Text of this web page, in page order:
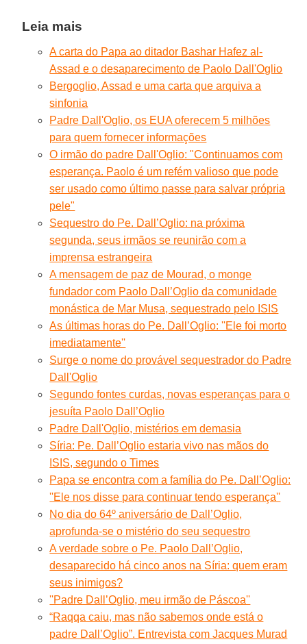
Leia mais
A carta do Papa ao ditador Bashar Hafez al-
Assad e o desaparecimento de Paolo Dall'Oglio
Bergoglio, Assad e uma carta que arquiva a
sinfonia
Padre Dall'Oglio, os EUA oferecem 5 milhões
para quem fornecer informações
O irmão do padre Dall'Oglio: "Continuamos com
esperança. Paolo é um refém valioso que pode
ser usado como último passe para salvar própria
pele"
Sequestro do Pe. Dall’Oglio: na próxima
segunda, seus irmãos se reunirão com a
imprensa estrangeira
A mensagem de paz de Mourad, o monge
fundador com Paolo Dall’Oglio da comunidade
monástica de Mar Musa, sequestrado pelo ISIS
As últimas horas do Pe. Dall’Oglio: ''Ele foi morto
imediatamente''
Surge o nome do provável sequestrador do Padre
Dall'Oglio
Segundo fontes curdas, novas esperanças para o
jesuíta Paolo Dall’Oglio
Padre Dall'Oglio, mistérios em demasia
Síria: Pe. Dall’Oglio estaria vivo nas mãos do
ISIS, segundo o Times
Papa se encontra com a família do Pe. Dall’Oglio:
''Ele nos disse para continuar tendo esperança''
No dia do 64º aniversário de Dall’Oglio,
aprofunda-se o mistério do seu sequestro
A verdade sobre o Pe. Paolo Dall’Oglio,
desaparecido há cinco anos na Síria: quem eram
seus inimigos?
''Padre Dall’Oglio, meu irmão de Páscoa''
“Raqqa caiu, mas não sabemos onde está o
padre Dall’Oglio”. Entrevista com Jacques Murad